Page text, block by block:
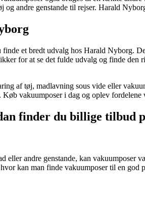
og andre genstande til rejser. Harald
finde et bredt udvalg hos Harald Nyborg.
for at se det fulde udvalg og finde
af tøj, madlavning sous vide eller
vakuumposer i dag og oplev fordelene
finder du billige tilbud
eller andre genstande, kan
kan man finde vakuumposer til en god